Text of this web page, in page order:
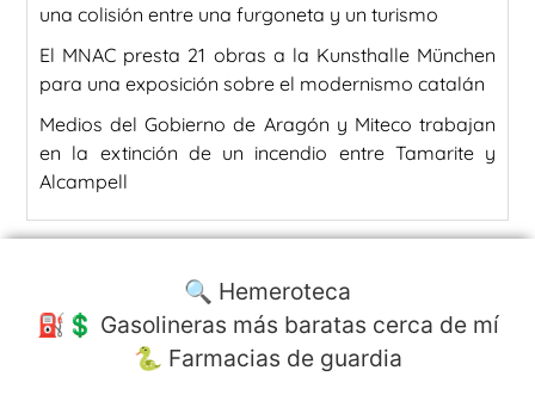
una colisión entre una furgoneta y un turismo
El MNAC presta 21 obras a la Kunsthalle München
para una exposición sobre el modernismo catalán
Medios del Gobierno de Aragón y Miteco trabajan
en la extinción de un incendio entre Tamarite y
Alcampell
🔍 Hemeroteca
⛽️💲 Gasolineras más baratas cerca de mí
🐍 Farmacias de guardia